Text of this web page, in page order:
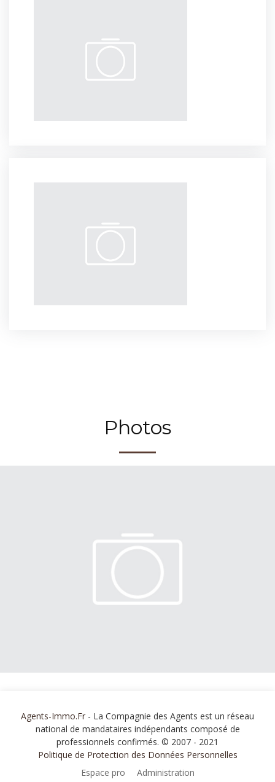
Photos
Agents-Immo.Fr - La Compagnie des Agents est un réseau
national de mandataires indépendants composé de
professionnels confirmés. © 2007 - 2021
Politique de Protection des Données Personnelles
Espace pro
Administration